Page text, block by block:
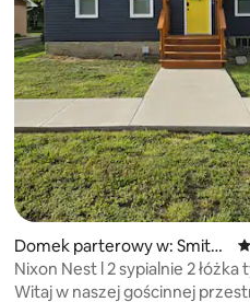
4,97 na 5, liczba recenzji: 150
Domek parterowy w: Smith
Center
Nixon Nest l 2 sypialnie 2 łóżka
Queen
Witaj w naszej gościnnej